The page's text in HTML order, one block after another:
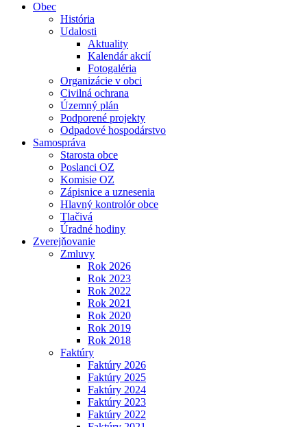
Obec
História
Udalosti
Aktuality
Kalendár akcií
Fotogaléria
Organizácie v obci
Civilná ochrana
Územný plán
Podporené projekty
Odpadové hospodárstvo
Samospráva
Starosta obce
Poslanci OZ
Komisie OZ
Zápisnice a uznesenia
Hlavný kontrolór obce
Tlačivá
Úradné hodiny
Zverejňovanie
Zmluvy
Rok 2026
Rok 2023
Rok 2022
Rok 2021
Rok 2020
Rok 2019
Rok 2018
Faktúry
Faktúry 2026
Faktúry 2025
Faktúry 2024
Faktúry 2023
Faktúry 2022